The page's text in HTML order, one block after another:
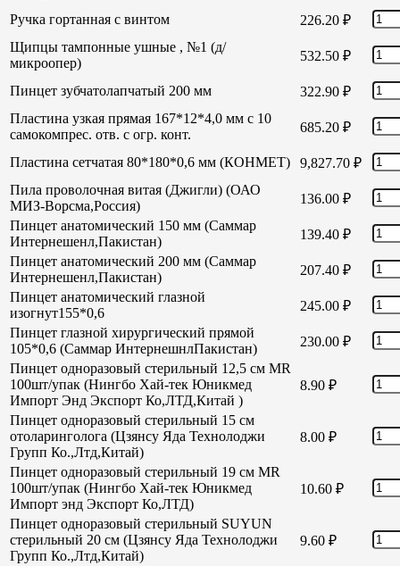
Ручка гортанная с винтом 226.20 ₽
Щипцы тампонные ушные , №1 (д/
микроопер)
532.50 ₽
Пинцет зубчатолапчатый 200 мм 322.90 ₽
Пластина узкая прямая 167*12*4,0 мм с 10
самокомпрес. отв. с огр. конт.
685.20 ₽
Пластина сетчатая 80*180*0,6 мм (КОНМЕТ) 9,827.70 ₽
Пила проволочная витая (Джигли) (ОАО
МИЗ-Ворсма,Россия)
136.00 ₽
Пинцет анатомический 150 мм (Саммар
Интернешенл,Пакистан)
139.40 ₽
Пинцет анатомический 200 мм (Саммар
Интернешенл,Пакистан)
207.40 ₽
Пинцет анатомический глазной
изогнут155*0,6
245.00 ₽
Пинцет глазной хирургический прямой
105*0,6 (Саммар ИнтернешнлПакистан)
230.00 ₽
Пинцет одноразовый стерильный 12,5 см MR
100шт/упак (Нингбо Хай-тек Юникмед
Импорт Энд Экспорт Ко,ЛТД,Китай )
8.90 ₽
Пинцет одноразовый стерильный 15 см
отоларинголога (Цзянсу Яда Технолоджи
Групп Ко.,Лтд,Китай)
8.00 ₽
Пинцет одноразовый стерильный 19 см MR
100шт/упак (Нингбо Хай-тек Юникмед
Импорт энд Экспорт Ко,ЛТД)
10.60 ₽
Пинцет одноразовый стерильный SUYUN
стерильный 20 см (Цзянсу Яда Технолоджи
Групп Ко.,Лтд,Китай)
9.60 ₽